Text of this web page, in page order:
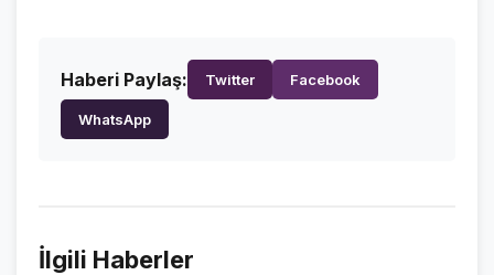
KURUMSAL
HAKKIMIZDA
Haberi Paylaş: Twitter Facebook
WhatsApp
İlgili Haberler